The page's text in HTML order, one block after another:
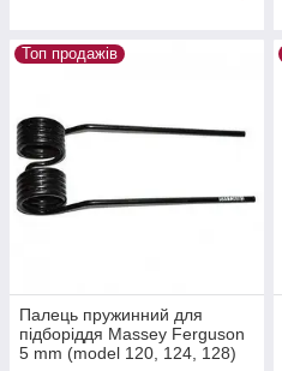
Топ продажів
Палець пружинний для
підборіддя Massey Ferguson
5 mm (model 120, 124, 128)